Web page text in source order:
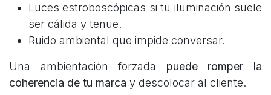
Luces estroboscópicas si tu iluminación suele
ser cálida y tenue.
Ruido ambiental que impide conversar.
Una ambientación forzada puede romper la
coherencia de tu marca y descolocar al cliente.